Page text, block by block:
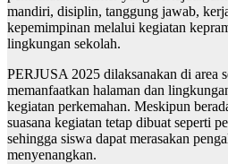
mandiri, disiplin, tanggung jawab,
kepemimpinan melalui kegiatan
lingkungan sekolah.
PERJUSA 2025 dilaksanakan di area
memanfaatkan halaman dan
kegiatan perkemahan. Meskipun
suasana kegiatan tetap dibuat seperti
sehingga siswa dapat merasakan
menyenangkan.